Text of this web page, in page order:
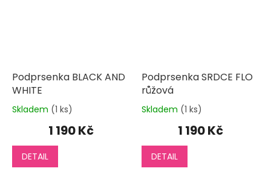
Podprsenka BLACK AND
WHITE
Průměrné
je
3,9
z
Skladem (1 ks)
1 190 Kč
DETAIL
Podprsenka SRDCE FLO
růžová
Průměrné
je
5,0
z
Skladem (1 ks)
1 190 Kč
DETAIL